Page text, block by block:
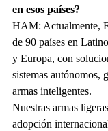
en esos países?
HAM: Actualmente,
de 90 países en
y Europa, con
sistemas autónomos,
armas inteligentes.
Nuestras armas
adopción